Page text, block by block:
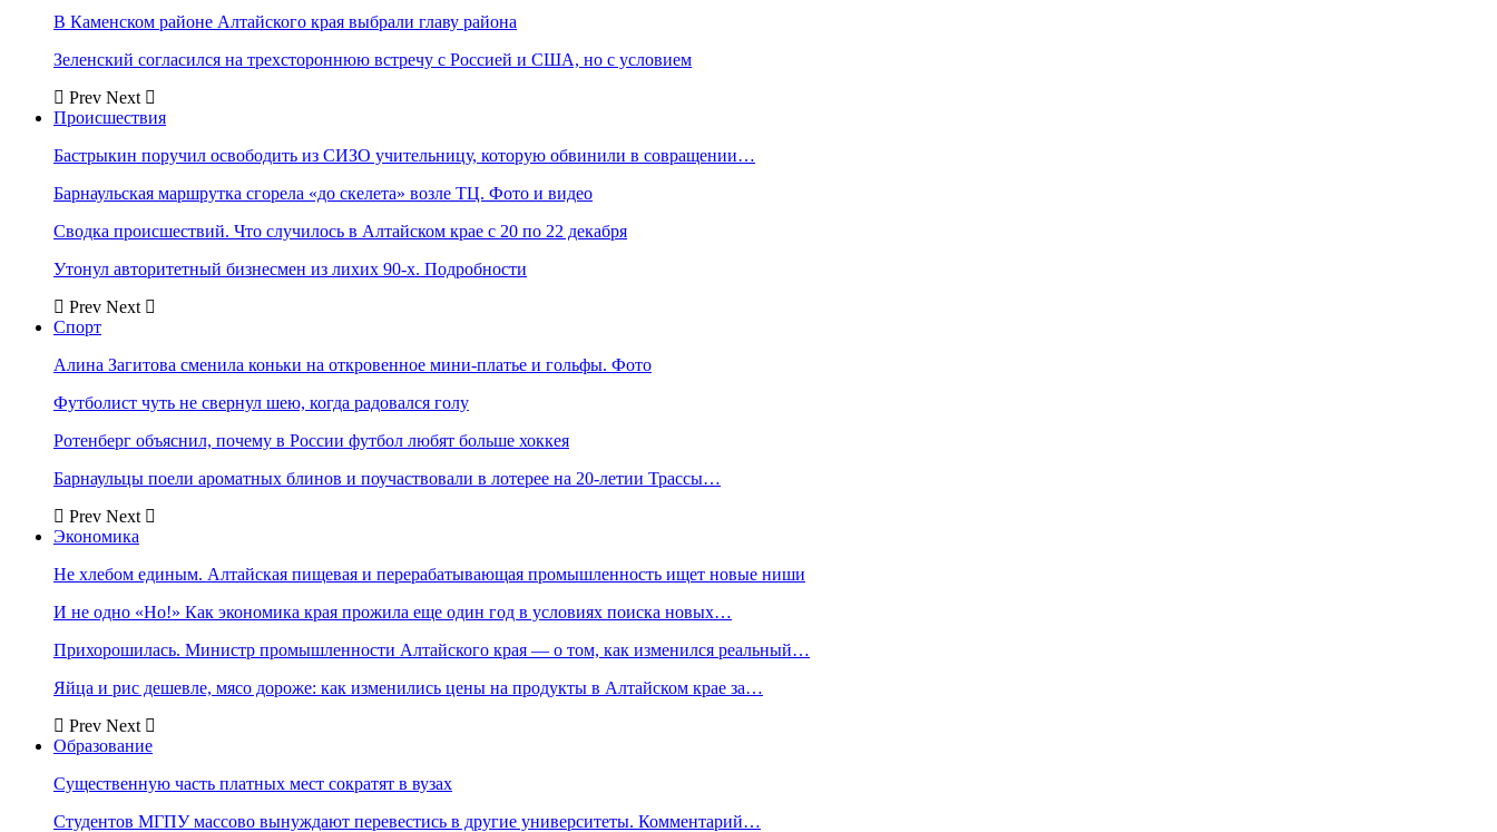
В Каменском районе Алтайского края выбрали главу района
Зеленский согласился на трехстороннюю встречу с Россией и США, но с условием
Prev Next
Происшествия
Бастрыкин поручил освободить из СИЗО учительницу, которую обвинили в совращении…
Барнаульская маршрутка сгорела «до скелета» возле ТЦ. Фото и видео
Сводка происшествий. Что случилось в Алтайском крае с 20 по 22 декабря
Утонул авторитетный бизнесмен из лихих 90-х. Подробности
Prev Next
Спорт
Алина Загитова сменила коньки на откровенное мини-платье и гольфы. Фото
Футболист чуть не свернул шею, когда радовался голу
Ротенберг объяснил, почему в России футбол любят больше хоккея
Барнаульцы поели ароматных блинов и поучаствовали в лотерее на 20-летии Трассы…
Prev Next
Экономика
Не хлебом единым. Алтайская пищевая и перерабатывающая промышленность ищет новые ниши
И не одно «Но!» Как экономика края прожила еще один год в условиях поиска новых…
Прихорошилась. Министр промышленности Алтайского края — о том, как изменился реальный…
Яйца и рис дешевле, мясо дороже: как изменились цены на продукты в Алтайском крае за…
Prev Next
Образование
Существенную часть платных мест сократят в вузах
Студентов МГПУ массово вынуждают перевестись в другие университеты. Комментарий…